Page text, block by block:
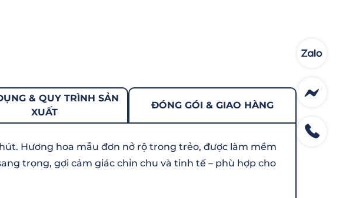
& QUY TRÌNH SẢN
XUẤT
ĐÓNG GÓI & GIAO HÀNG
Hương hoa mẫu đơn nở rộ trong trẻo, được làm mềm
trọng, gợi cảm giác chỉn chu và tinh tế – phù hợp cho